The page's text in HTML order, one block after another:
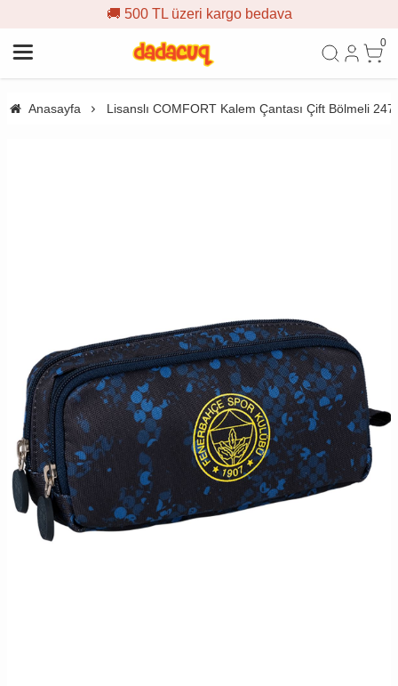
🚚 500 TL üzeri kargo bedava
0
Anasayfa Lisanslı COMFORT Kalem Çantası Çift Bölmeli